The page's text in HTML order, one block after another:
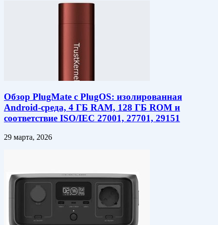
Обзор PlugMate с PlugOS: изолированная
Android-среда, 4 ГБ RAM, 128 ГБ ROM и
соответствие ISO/IEC 27001, 27701, 29151
29 марта, 2026